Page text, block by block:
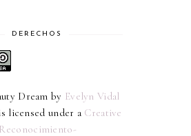
DERECHOS
Dream by Evelyn Vidal
licensed under a Creative